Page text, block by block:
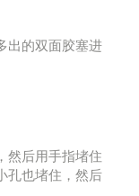
出的双面胶塞进
然后用手指堵住
孔也堵住，然后